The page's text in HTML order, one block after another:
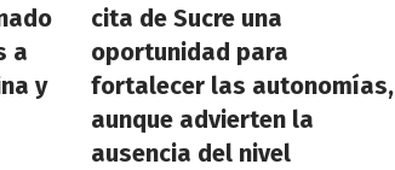
a
y
cita de Sucre una
oportunidad para
fortalecer las autonomías,
aunque advierten la
ausencia del nivel